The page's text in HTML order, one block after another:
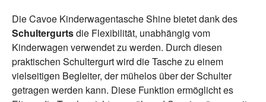
Die Cavoe Kinderwagentasche Shine bietet dank des
Schultergurtsdie Flexibilität, unabhängig vom
Kinderwagen verwendet zu werden. Durch diesen
praktischen Schultergurt wird die Tasche zu einem
vielseitigen Begleiter, der mühelos über der Schulter
getragen werden kann. Diese Funktion ermöglicht es